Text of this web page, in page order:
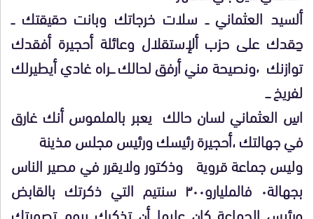
ألسيد العثماني ــ سلات خرجاتك وبانت حقيقتك ــ
حِقدك على حزب ألإستقلال وعائلة أحجيرة أفقدك
توازنك ٬ونصيحة مني أرفق لحالك ـــراه غادي أيطيرلك
لفريخ ـــ
اسِ العثماني لسان حالك يعبر بالملموس أنك غارق
في جهالتك ،أحجيرة رئيسك ورئيس مجلس مذينة
وليس جماعة قروية وذكتور ولايقرر في مصير الناس
بجهالة٠ فالمليارو٣٠٠ سنتيم التي ذكرتك بالقابض